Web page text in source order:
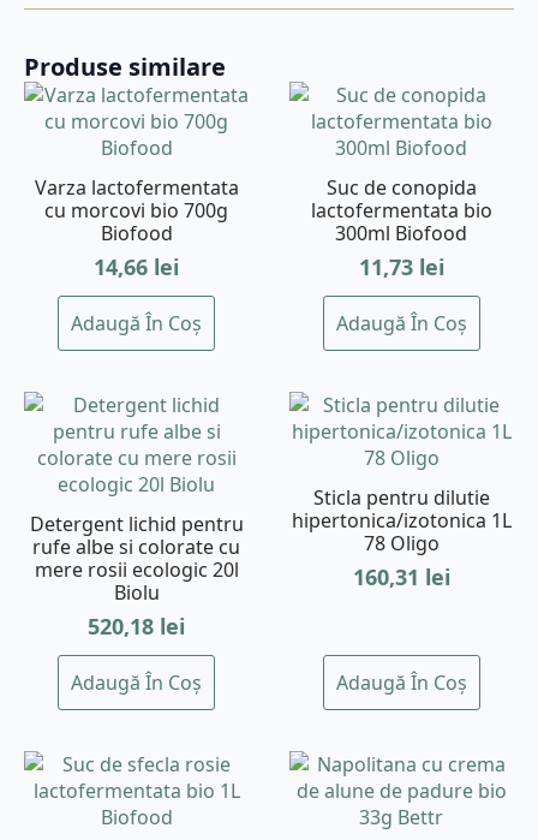
Produse similare
Varza lactofermentata
cu morcovi bio 700g
Biofood
14,66 lei
Adaugă În Coș
Suc de conopida
lactofermentata bio
300ml Biofood
11,73 lei
Adaugă În Coș
Detergent lichid pentru
rufe albe si colorate cu
mere rosii ecologic 20l
Biolu
520,18 lei
Adaugă În Coș
Sticla pentru dilutie
hipertonica/izotonica 1L
78 Oligo
160,31 lei
Adaugă În Coș